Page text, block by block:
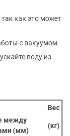
как это может
с вакуумом.
воду из
между
(мм)
Вес
(кг)